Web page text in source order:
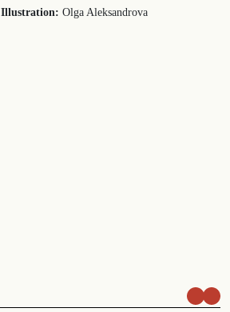
Illustration: Olga Aleksandrova